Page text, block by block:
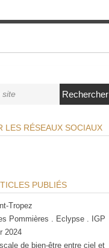
Rechercher
LES RÉSEAUX SOCIAUX
PUBLIÉS
Tropez
Pommières . Eclypse . IGP
2024
de bien-être entre ciel et